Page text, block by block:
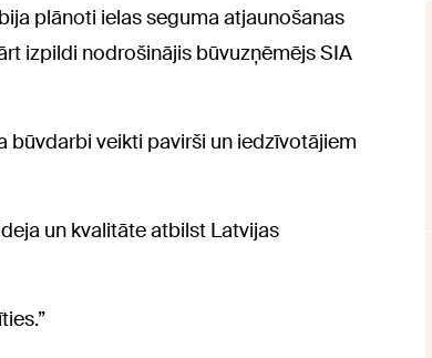
plānoti ielas seguma atjaunošanas
izpildi nodrošinājis būvuzņēmējs SIA
veikti pavirši un iedzīvotājiem
un kvalitāte atbilst Latvijas